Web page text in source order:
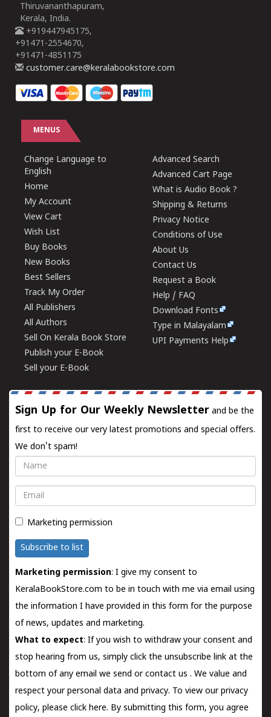
Thiruvananthapuram,
Kerala, India.
+919447945175,
+91471-2554670,
+91471-4851175
customer.care@keralabookstore.com
MENUS
Change Language to
English
Home
My Account
View Cart
Wish List
Buy Books
New Books
Best Sellers
Track My Order
All Publishers
All Authors
Sell On Kerala Book Store
Publish your E-Book
Sell your E-Book
Advanced Search
Advanced Cart Page
What is Audio Book ?
Shipping & Returns
Privacy Notice
Conditions of Use
About Us
Contact Us
Request a Book
Help / FAQ
Download Fonts
Type in Malayalam
UPI Payments Help
Sign Up for Our Weekly Newsletter and be the
first to receive our very latest promotions and special offers.
We don't spam!
Name
Email
Marketing permission
Subscribe to list
Marketing permission: I give my consent to
KeralaBookStore.com to be in touch with me via email using
the information I have provided in this form for the purpose
of news, updates and marketing.
What to expect: If you wish to withdraw your consent and
stop hearing from us, simply click the unsubscribe link at the
bottom of any email we send orcontact us . We value and
respect your personal data and privacy. To view our privacy
policy, please click here. By submitting this form, you agree